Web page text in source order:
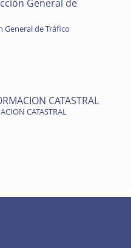
General de
General de Tráfico
CATASTRAL
CATASTRAL